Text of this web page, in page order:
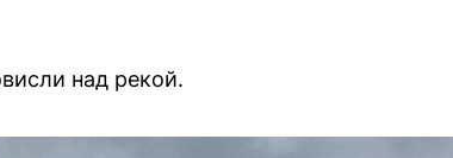
над рекой.